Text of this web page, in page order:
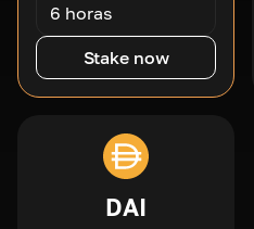
6 horas
Stake now
DAI